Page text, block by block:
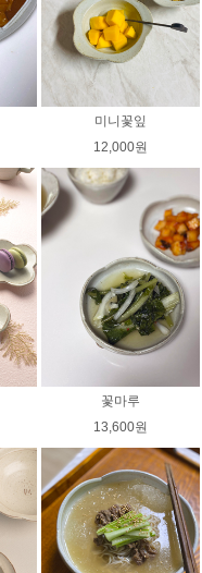
미니꽃잎
12,000원
꽃마루
13,600원